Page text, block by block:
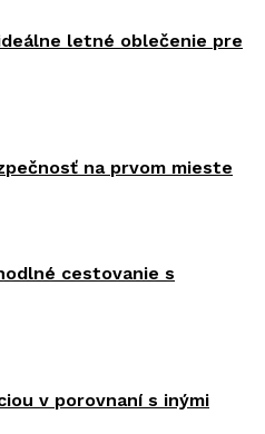
letné oblečenie pre
na prvom mieste
cestovanie s
v porovnaní s inými